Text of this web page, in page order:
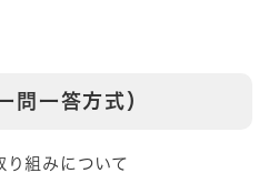
問一答方式）
り組みについて